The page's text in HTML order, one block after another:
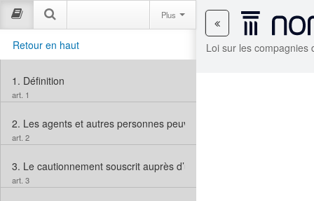
Loi sur les compagnies
Plus
Retour en haut
1. Définition
art. 1
2. Les agents et autres personnes peuvent accepter les garanties
art. 2
3. Le cautionnement souscrit auprès d’une compagnie de
art. 3